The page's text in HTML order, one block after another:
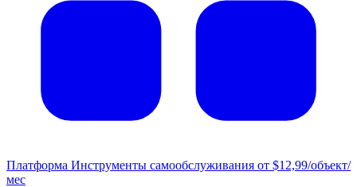
Платформа Инструменты самообслуживания от $12,99/объект/
мес